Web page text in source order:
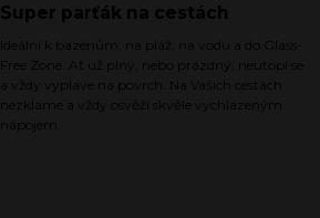
Super parťák na cestách
Ideální k bazénům, na pláž, na vodu a do Glass-
Free Zone. Ať už plný, nebo prázdný, neutopí se
a vždy vyplave na povrch. Na Vašich cestách
nezklame a vždy osvěží skvěle vychlazeným
nápojem.